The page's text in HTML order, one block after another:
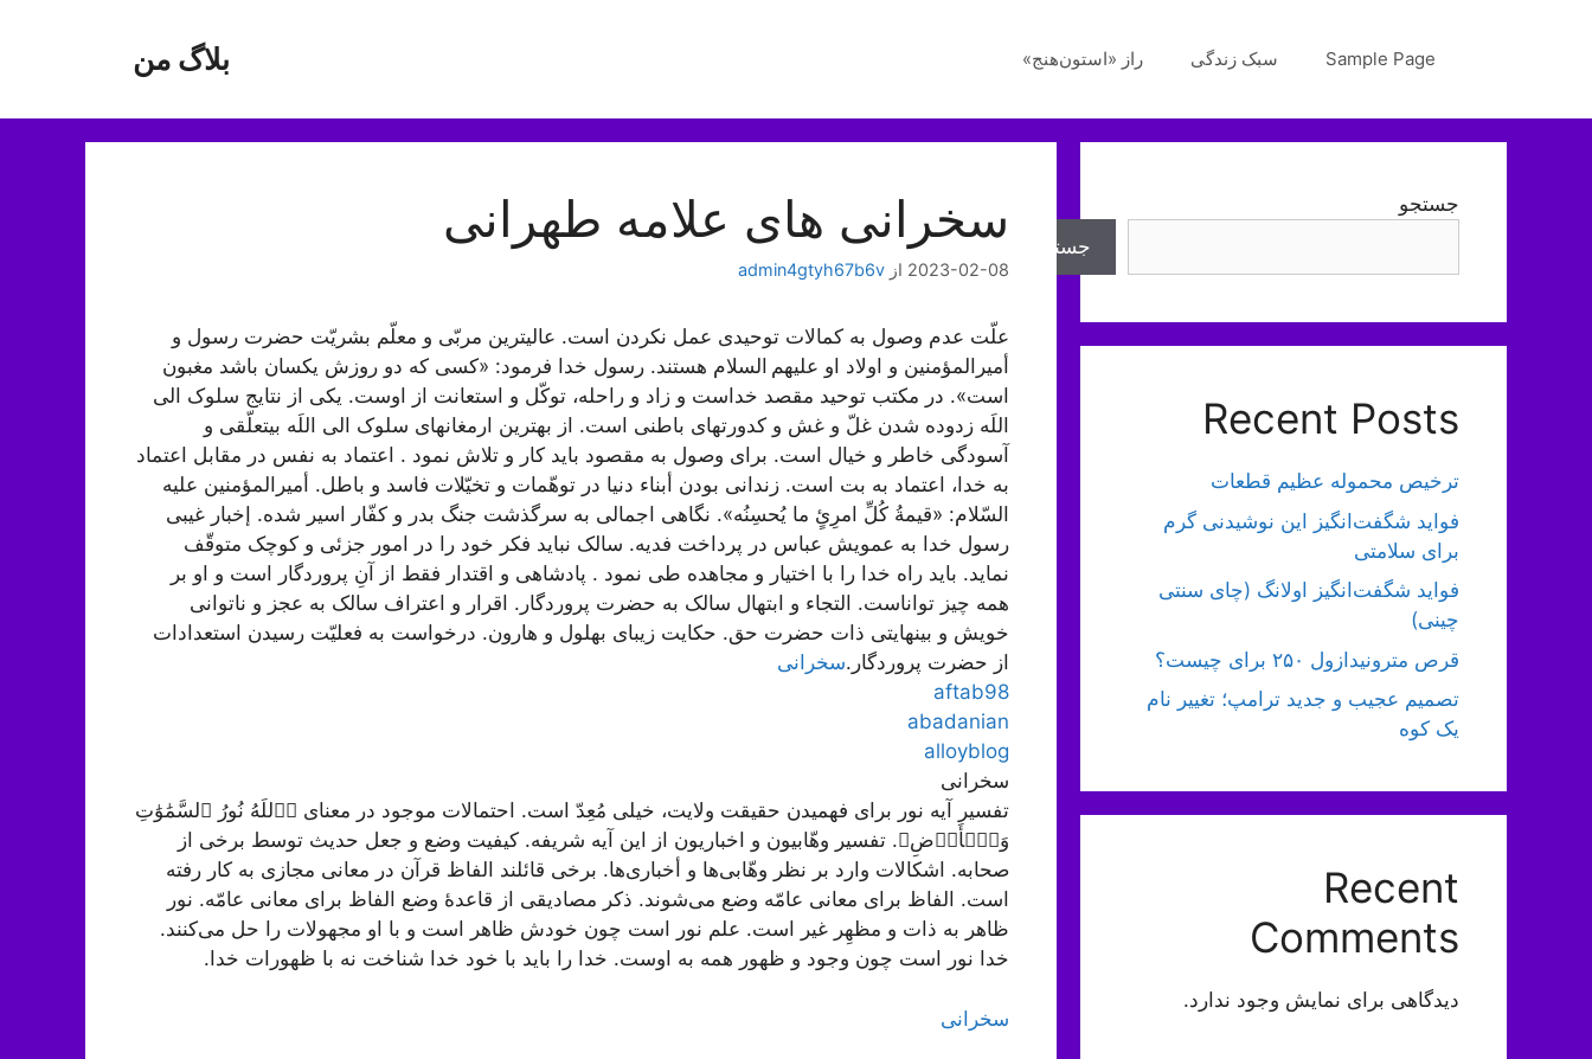
بلاگ من Sample Page سبک زندگی راز «استون‌هنج»
سخرانی های علامه طهرانی
2023-02-08 از admin4gtyh67b6v
علّت عدم وصول به کمالات توحیدی عمل نکردن است. عالی‏ترین مربّی و معلّم بشریّت حضرت رسول و
أمیرالمؤمنین و اولاد او علیهم السلام هستند. رسول خدا فرمود: «کسی که دو روزش یکسان باشد مغبون
است». در مکتب توحید مقصد خداست و زاد و راحله، توکّل و استعانت از اوست. یکی از نتایج سلوک الی
اللَه زدوده شدن غلّ و غش و کدورت‏های باطنی است. از بهترین ارمغان‏های سلوک الی اللَه بی‏تعلّقی و
آسودگی خاطر و خیال است. برای وصول به مقصود باید کار و تلاش نمود . اعتماد به نفس در مقابل اعتماد
به خدا، اعتماد به بت است. زندانی بودن أبناء دنیا در توهّمات و تخیّلات فاسد و باطل. أمیرالمؤمنین علیه
السّلام: «قیمةُ کُلِّ امرِئٍ ما یُحسِنُه». نگاهی اجمالی به سرگذشت جنگ بدر و کفّار اسیر شده. إخبار غیبی
رسول خدا به عمویش عباس در پرداخت فدیه. سالک نباید فکر خود را در امور جزئی و کوچک متوقّف
نماید. باید راه خدا را با اختیار و مجاهده طی نمود . پادشاهی و اقتدار فقط از آنِ پروردگار است و او بر
همه چیز تواناست. التجاء و ابتهال سالک به حضرت پروردگار. اقرار و اعتراف سالک به عجز و ناتوانی
خویش و بی‏نهایتی ذات حضرت حق. حکایت زیبای بهلول و هارون. درخواست به فعلیّت رسیدن استعدادات
از حضرت پروردگار.سخرانی
aftab98
abadanian
alloyblog
سخرانی
تفسیر آیه نور برای فهمیدن حقیقت ولایت، خیلی مُعِدّ است. احتمالات موجود در معنای ﴿ٱللَهُ نُورُ ٱلسَّمَٰوَٰتِ
وَٱلۡأَرۡضِ﴾. تفسیر وهّابیون و اخباریون از این آیه شریفه. کیفیت وضع و جعل حدیث توسط برخی از
صحابه. اشکالات وارد بر نظر وهّابی‌ها و أخباری‌ها. برخی قائلند الفاظ قرآن در معانی مجازی به کار رفته
است. الفاظ برای معانی عامّه وضع می‌شوند. ذکر مصادیقی از قاعدۀ وضع الفاظ برای معانی عامّه. نور
ظاهر به ذات و مظهِر غیر است. علم نور است چون خودش ظاهر است و با او مجهولات را حل می‌کنند.
خدا نور است چون وجود و ظهور همه به اوست. خدا را باید با خود خدا شناخت نه با ظهورات خدا.
سخرانی
جستجو
جستجو
Recent Posts
ترخیص محموله عظیم قطعات
فواید شگفت‌انگیز این نوشیدنی گرم
برای سلامتی
فواید شگفت‌انگیز اولانگ (چای سنتی
چینی)
قرص مترونیدازول ۲۵۰ برای چیست؟
تصمیم عجیب و جدید ترامپ؛ تغییر نام
یک کوه
Recent
Comments
دیدگاهی برای نمایش وجود ندارد.